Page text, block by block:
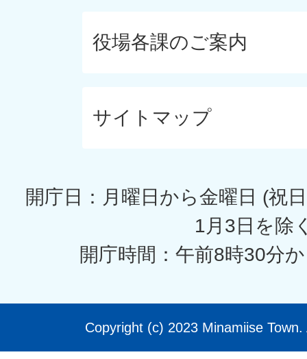
役場各課のご案内
サイトマップ
開庁日：月曜日から金曜日 (祝
1月3日を除
開庁時間：午前8時30分
Copyright (c) 2023 Minamiise